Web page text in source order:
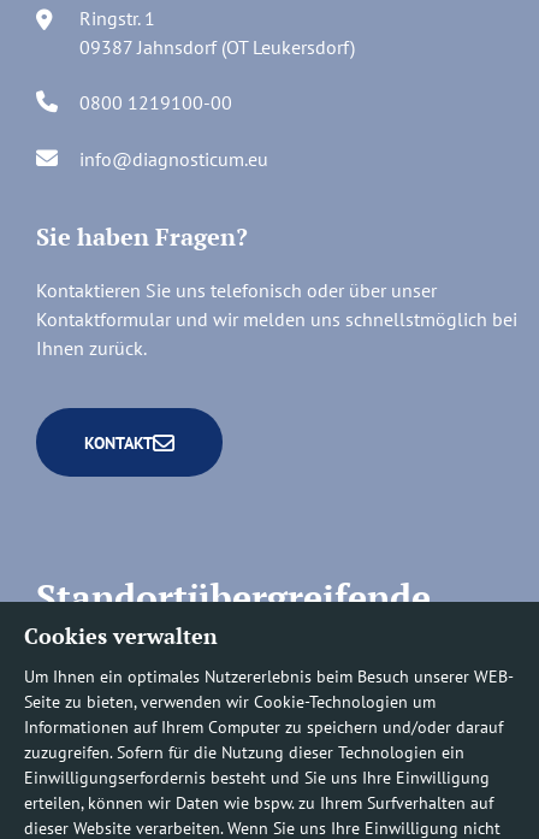
Cookies verwalten
Um Ihnen ein optimales Nutzererlebnis beim Besuch unserer WEB-
Seite zu bieten, verwenden wir Cookie-Technologien um
Informationen auf Ihrem Computer zu speichern und/oder darauf
zuzugreifen. Sofern für die Nutzung dieser Technologien ein
Einwilligungserfordernis besteht und Sie uns Ihre Einwilligung
erteilen, können wir Daten wie bspw. zu Ihrem Surfverhalten auf
dieser Website verarbeiten. Wenn Sie uns Ihre Einwilligung nicht
Ringstr. 1
09387 Jahnsdorf (OT Leukersdorf)
0800 1219100-00
info@diagnosticum.eu
Sie haben Fragen?
Kontaktieren Sie uns telefonisch oder über unser
Kontaktformular und wir melden uns schnellstmöglich bei
Ihnen zurück.
KONTAKT
Standortübergreifende
Rufnummern
Befundauskünfte/